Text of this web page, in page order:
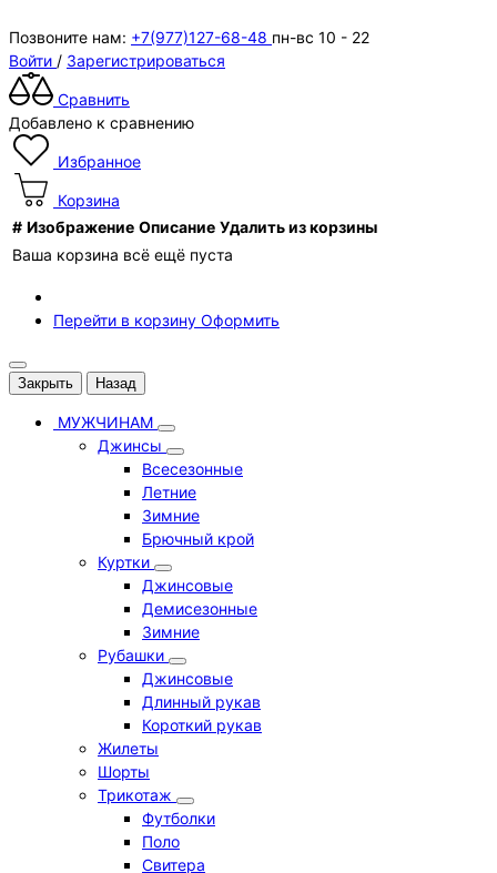
Позвоните нам: +7(977)127-68-48 пн-вс 10 - 22
Войти / Зарегистрироваться
Сравнить
Добавлено к сравнению
Избранное
Корзина
# Изображение Описание Удалить из корзины
Ваша корзина всё ещё пуста
Перейти в корзину Оформить
Закрыть Назад
МУЖЧИНАМ
Джинсы
Всесезонные
Летние
Зимние
Брючный крой
Куртки
Джинсовые
Демисезонные
Зимние
Рубашки
Джинсовые
Длинный рукав
Короткий рукав
Жилеты
Шорты
Трикотаж
Футболки
Поло
Свитера